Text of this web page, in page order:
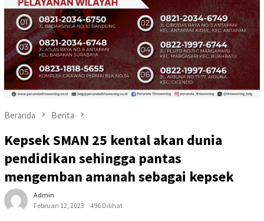
Beranda Berita
Kepsek SMAN 25 kental akan dunia
pendidikan sehingga pantas
mengemban amanah sebagai kepsek
Admin
Februari 12, 2023
496 Dilihat